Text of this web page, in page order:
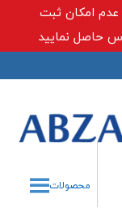
عدم امکان ثبت
محصولات